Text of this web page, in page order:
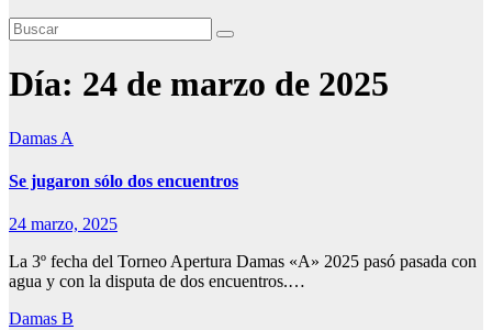
Día: 24 de marzo de 2025
Damas A
Se jugaron sólo dos encuentros
24 marzo, 2025
La 3º fecha del Torneo Apertura Damas «A» 2025 pasó pasada con
agua y con la disputa de dos encuentros.…
Damas B